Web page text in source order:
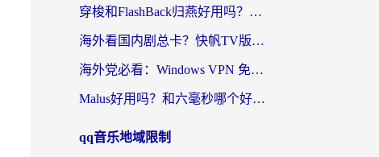
穿梭和FlashBack归燕好用吗？海外党亲测3款热门回国加速器，教你选对不踩坑
海外看国内剧总卡？快帆TV版VPN好用吗？和快滚VPN对比哪个回国效果更好？
海外党必看：Windows VPN 免费？别踩坑！教你选对好用的国内加速器无缝回国
Malus好用吗？和六毫秒哪个好？海外党选回国加速器的避坑指南
qq音乐地域限制